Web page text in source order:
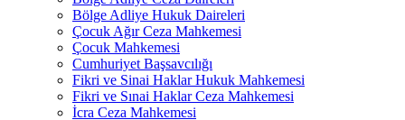
Bölge Adliye Hukuk Daireleri
Çocuk Ağır Ceza Mahkemesi
Çocuk Mahkemesi
Cumhuriyet Başsavcılığı
Fikri ve Sinai Haklar Hukuk Mahkemesi
Fikri ve Sınai Haklar Ceza Mahkemesi
İcra Ceza Mahkemesi